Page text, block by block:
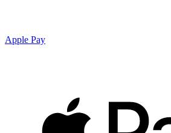
Apple Pay